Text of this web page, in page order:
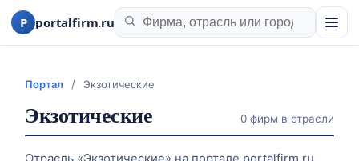
P portalfirm.ru
Портал / Экзотические
Экзотические 0 фирм в отрасли